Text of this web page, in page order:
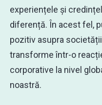
experiențele și
diferență. În acest fel,
pozitiv asupra
transforme într-o
corporative la nivel
noastră.